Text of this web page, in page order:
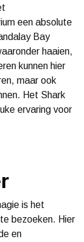
een absolute
Bay
haaien,
kunnen hier
maar ook
Het Shark
ervaring voor
is het
bezoeken. Hier
en